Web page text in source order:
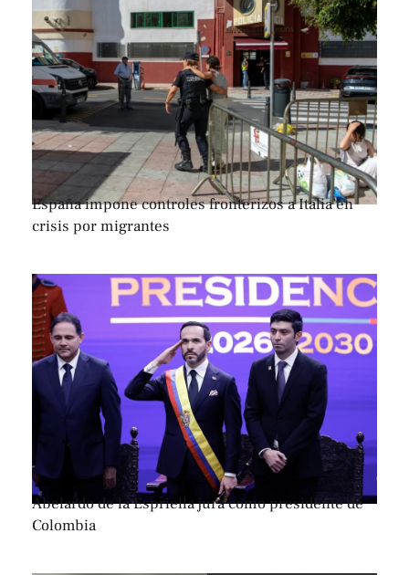
España impone controles fronterizos a Italia en
crisis por migrantes
Abelardo de la Espriella jura como presidente de
Colombia